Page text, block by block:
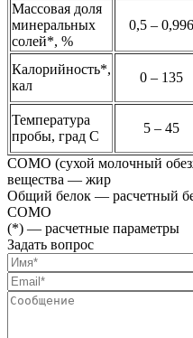
Массовая доля
минеральных
солей*, %
0,5 – 0,996
Калорийность*,
кал
0 – 135
Температура
пробы, град С
5 – 45
СОМО (сухой молочный
вещества — жир
Общий белок — расчетный
СОМО
(*) — расчетные параметры
Задать вопрос